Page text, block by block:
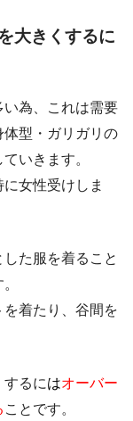
大きくするに
い為、これは需要
型・ガリガリの
いきます。
女性受けしま
た服を着ること
着たり、谷間を
るにはオーバー
ことです。